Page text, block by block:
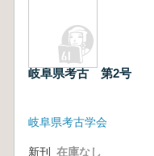
岐阜県考古 第2号
岐阜県考古学会
新刊 在庫なし